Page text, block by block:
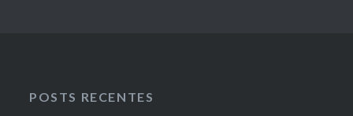
POSTS RECENTES